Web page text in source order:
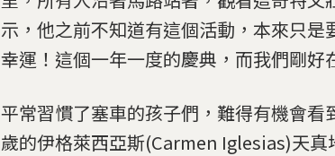
示，他之前不知道有這個活動，本來只是
幸運！這個一年一度的慶典，而我們剛好
平常習慣了塞車的孩子們，難得有機會看
歲的伊格萊西亞斯(Carmen Iglesias)天